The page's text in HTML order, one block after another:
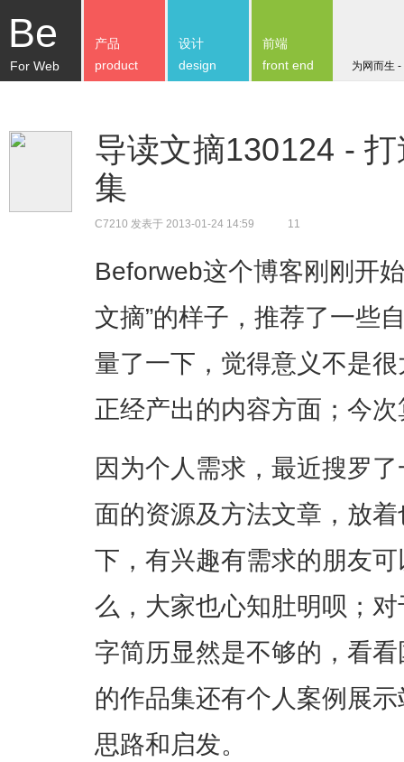
Be
For Web 为网而生
产品
product
设计
design
前端
front end
导读文摘130124 -
集
C7210 发表于 2013-01-24 14:59 11
Beforweb这个博客刚刚开
文摘”的样子，推荐了一些
量了一下，觉得意义不是
正经产出的内容方面；今
因为个人需求，最近搜罗
面的资源及方法文章，放
下，有兴趣有需求的朋友
么，大家也心知肚明呗；
字简历显然是不够的，看
的作品集还有个人案例展
思路和启发。